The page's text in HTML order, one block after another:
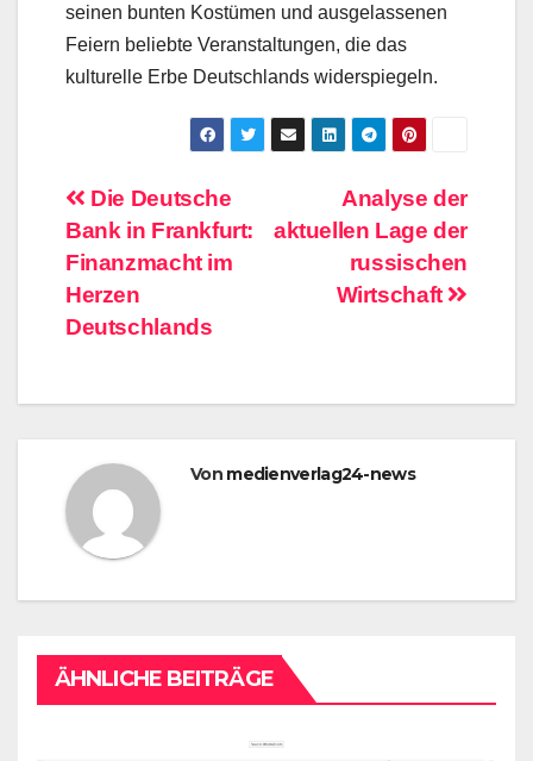
seinen bunten Kostümen und ausgelassenen
Feiern beliebte Veranstaltungen, die das
kulturelle Erbe Deutschlands widerspiegeln.
BeitragsnavigationAnalyse der
aktuellen Lage der
russischen
Wirtschaft
Die Deutsche
Bank in Frankfurt:
Finanzmacht im
Herzen
Deutschlands
Von medienverlag24-news
ÄHNLICHE BEITRÄGE